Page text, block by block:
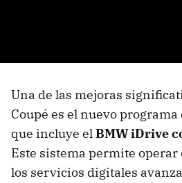
Una de las mejoras
Coupé es el nuevo
que incluye elBMW iDrive
Este sistema permite
los servicios digitales